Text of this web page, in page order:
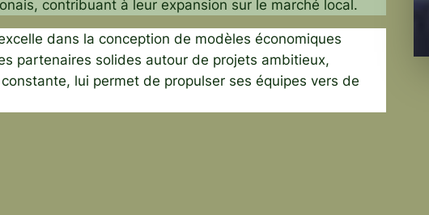
contribuant à leur expansion sur le marché local.
dans la conception de modèles économiques
partenaires solides autour de projets ambitieux,
lui permet de propulser ses équipes vers de